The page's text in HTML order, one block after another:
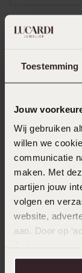
Toestemming
Jouw
Wij gebruiken
willen we
communicatie
maken. Met
partijen jouw
volgen en
website,
aan. Door op
over in ons
Ook